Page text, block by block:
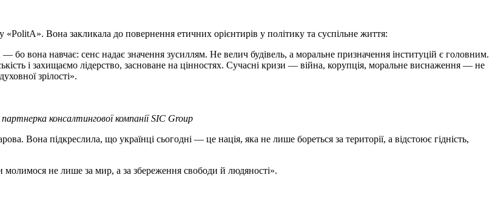
«PolitA». Вона закликала до повернення етичних орієнтирів у політику та суспільне життя:
вона навчає: сенс надає значення зусиллям. Не велич будівель, а моральне призначення інституцій є головним.
і захищаємо лідерство, засноване на цінностях. Сучасні кризи — війна, корупція, моральне виснаження — не
зрілості».
консалтингової компанії SIC Group
підкреслила, що українці сьогодні — це нація, яка не лише бореться за території, а відстоює гідність,
не лише за мир, а за збереження свободи й людяності».